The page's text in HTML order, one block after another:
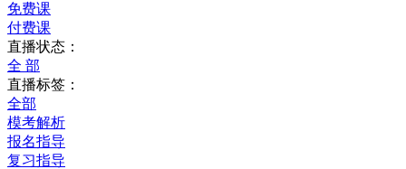
免费课
付费课
直播状态：
全 部
直播标签：
全部
模考解析
报名指导
复习指导